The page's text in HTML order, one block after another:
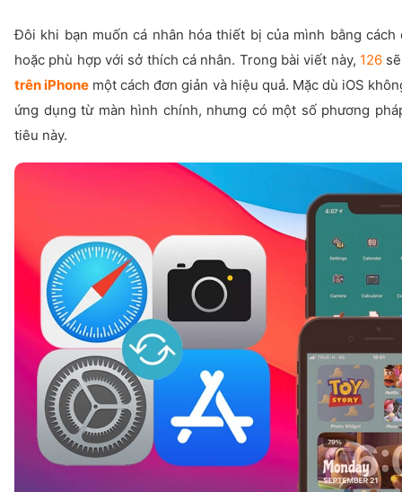
Đôi khi bạn muốn cá nhân hóa thiết bị của mình bằng
hoặc phù hợp với sở thích cá nhân. Trong bài viết này, 126
trên iPhone một cách đơn giản và hiệu quả. Mặc dù iOS
ứng dụng từ màn hình chính, nhưng có một số phương
tiêu này.